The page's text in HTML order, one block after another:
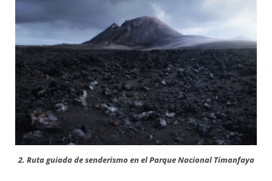
2. Ruta guiada de senderismo en el Parque Nacional Timanfaya